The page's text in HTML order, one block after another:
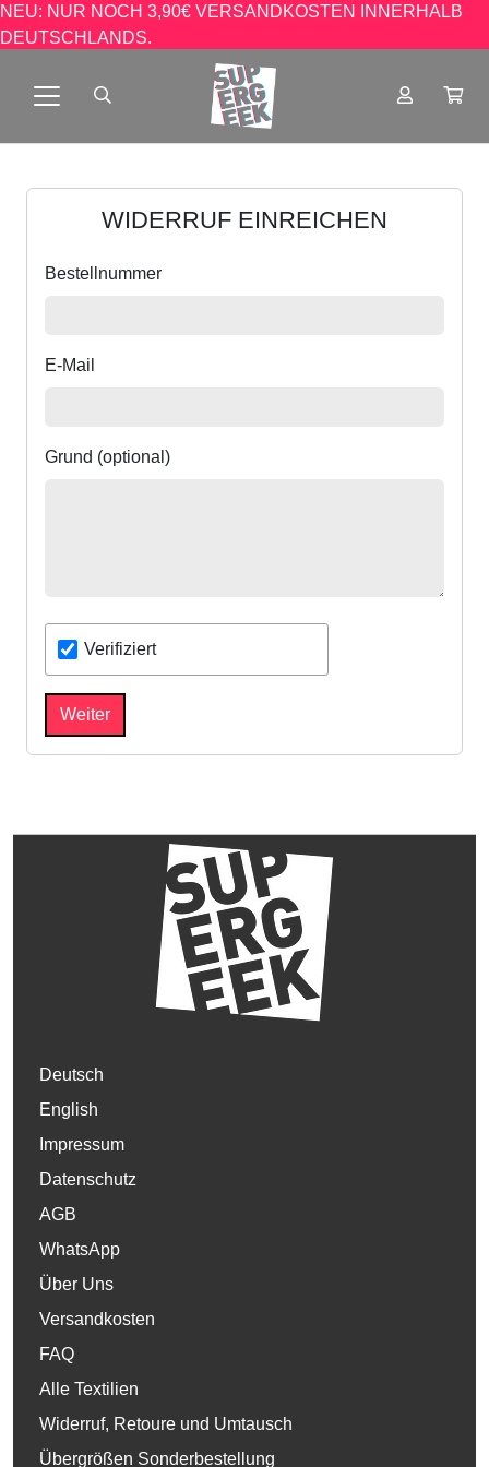
NEU: NUR NOCH 3,90€ VERSANDKOSTEN INNERHALB
DEUTSCHLANDS.
WIDERRUF EINREICHEN
Bestellnummer
E-Mail
Grund (optional)
Verifiziert
Deutsch
English
Impressum
Datenschutz
AGB
WhatsApp
Über Uns
Versandkosten
FAQ
Alle Textilien
Widerruf, Retoure und Umtausch
Übergrößen Sonderbestellung